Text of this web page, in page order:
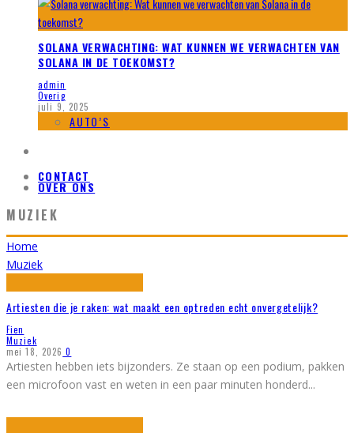
SOLANA VERWACHTING: WAT KUNNEN WE VERWACHTEN VAN
SOLANA IN DE TOEKOMST?
admin
Overig
juli 9, 2025
AUTO’S
CONTACT
OVER ONS
MUZIEK
Home
Muziek
Artiesten die je raken: wat maakt een optreden echt onvergetelijk?
Fien
Muziek
mei 18, 2026 0
Artiesten hebben iets bijzonders. Ze staan op een podium, pakken
een microfoon vast en weten in een paar minuten honderd...